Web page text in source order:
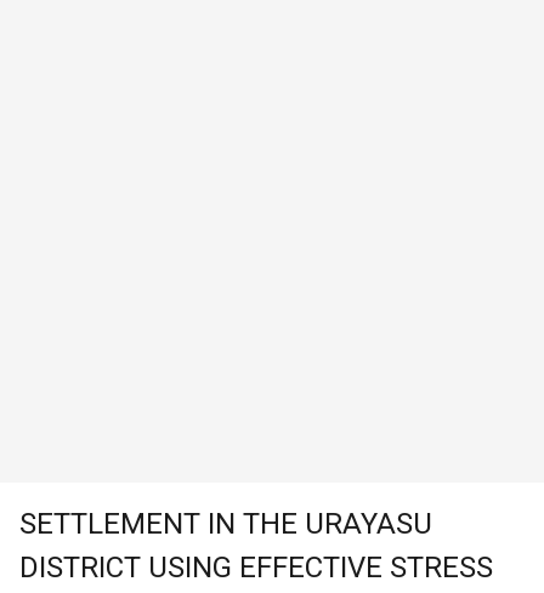
SETTLEMENT IN THE URAYASU
DISTRICT USING EFFECTIVE STRESS